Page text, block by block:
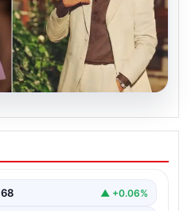
olay! Babası suç
‘Kızımla reşit
▲ +0.06%